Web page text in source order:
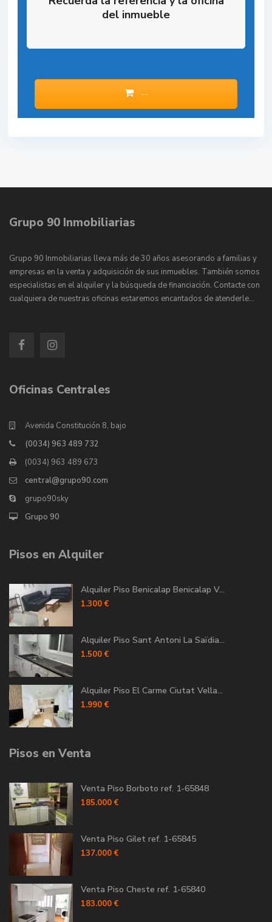
del inmueble
--
Grupo 90 Inmobiliarias
Grupo 90 Inmobiliarias lleva más de 30 años asesorando a familias y
empresas en la venta y adquisición de sus inmuebles. También somos
especialistas en el alquiler y la búsqueda de financiación. Contacte con
cualquiera de nuestras oficinas estaremos encantados de atenderle…
Oficinas Centrales
Avenida Constitución 8, bajo
(0034) 963 489 732
(0034) 963 489 673
central@grupo90.com
grupo90sky
Grupo 90
Pisos en Alquiler
Alquiler Piso Benicalap Benicalap V...
1.300 €
Alquiler Piso Sant Antoni La Saïdia...
1.500 €
Alquiler Piso El Carme Ciutat Vella...
1.990 €
Pisos en Venta
Venta Piso Borboto ref. 1-65848
185.000 €
Venta Piso Gilet ref. 1-65845
137.000 €
Venta Piso Cheste ref. 1-65840
183.000 €